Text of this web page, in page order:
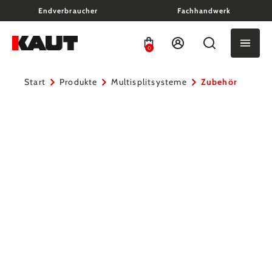
springenEndverbraucher Fachhandwerk
0
Start Produkte Multisplitsysteme Zubehör